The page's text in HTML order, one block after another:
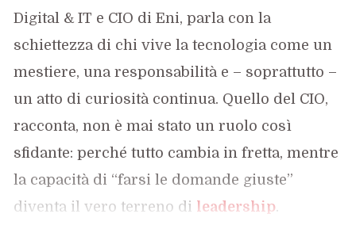
Digital & IT e CIO di Eni, parla con la
schiettezza di chi vive la tecnologia come un
mestiere, una responsabilità e – soprattutto –
un atto di curiosità continua. Quello del CIO,
racconta, non è mai stato un ruolo così
sfidante: perché tutto cambia in fretta, mentre
la capacità di “farsi le domande giuste”
diventa il vero terreno di leadership.